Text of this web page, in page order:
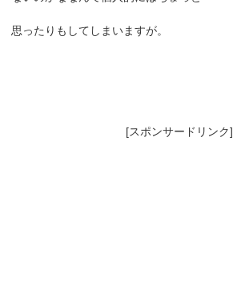
思ったりもしてしまいますが。
[スポンサードリンク]